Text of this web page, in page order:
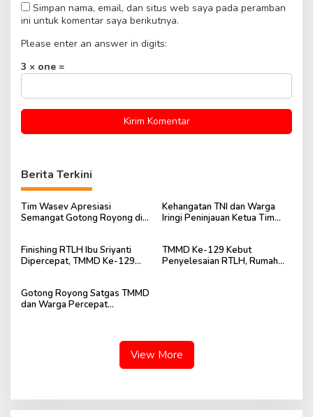
Simpan nama, email, dan situs web saya pada peramban
ini untuk komentar saya berikutnya.
Please enter an answer in digits:
3 × one =
Berita Terkini
Tim Wasev Apresiasi
Semangat Gotong Royong di
Kehangatan TNI dan Warga
Iringi Peninjauan Ketua Tim
Finishing RTLH Ibu Sriyanti
Dipercepat, TMMD Ke-129
TMMD Ke-129 Kebut
Penyelesaian RTLH, Rumah
Gotong Royong Satgas TMMD
dan Warga Percepat
View More